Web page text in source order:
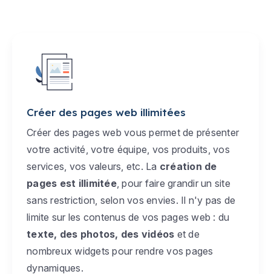
Créer des pages web illimitées
Créer des pages web vous permet de présenter
votre activité, votre équipe, vos produits, vos
services, vos valeurs, etc. La création de
pages est illimitée, pour faire grandir un site
sans restriction, selon vos envies. Il n'y pas de
limite sur les contenus de vos pages web : du
texte, des photos, des vidéos et de
nombreux widgets pour rendre vos pages
dynamiques.